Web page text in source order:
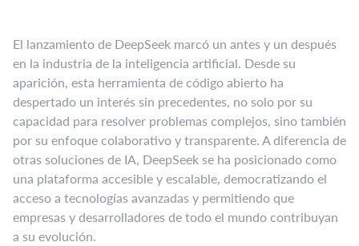
El lanzamiento de DeepSeek marcó un antes y un después
en la industria de la inteligencia artificial. Desde su
aparición, esta herramienta de código abierto ha
despertado un interés sin precedentes, no solo por su
capacidad para resolver problemas complejos, sino también
por su enfoque colaborativo y transparente. A diferencia de
otras soluciones de IA, DeepSeek se ha posicionado como
una plataforma accesible y escalable, democratizando el
acceso a tecnologías avanzadas y permitiendo que
empresas y desarrolladores de todo el mundo contribuyan
a su evolución.